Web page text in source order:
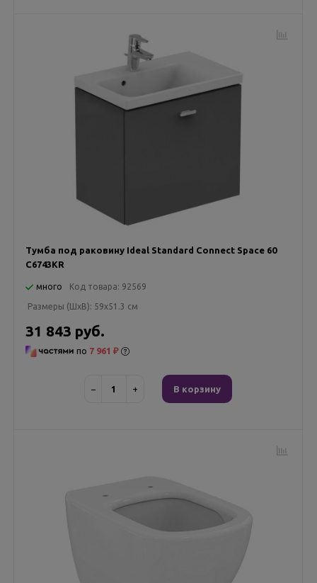
Тумба под раковину Ideal Standard Connect Space 60
C6743KR
много Код товара: 92569
Размеры (ШxВ): 59x51.3 см
31 843 руб.
по 7 961 ₽
− + В корзину